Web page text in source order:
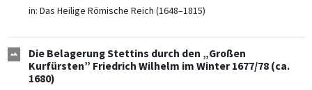
in: Das Heilige Römische Reich (1648–1815)
Die Belagerung Stettins durch den „Großen
Kurfürsten” Friedrich Wilhelm im Winter 1677/78 (ca.
1680)